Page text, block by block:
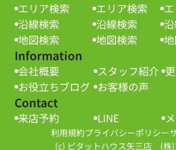
エリア検索
沿線検索
地図検索
エリア検索
沿線検索
地図検索
Information
会社概要 スタッフ紹介
お役立ちブログ お客様の声
Contact
来店予約 LINE
利用規約プライバシーポリシー
(c) ピタットハウス矢三店 (株)